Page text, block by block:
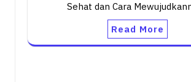
Sehat dan Cara
Read More